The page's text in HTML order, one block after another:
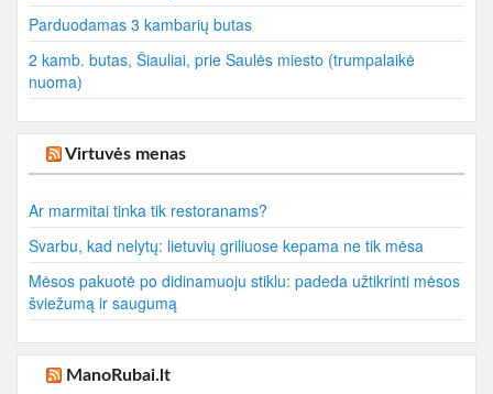
Parduodamas 3 kambarių butas
2 kamb. butas, Šiauliai, prie Saulės miesto (trumpalaikė
nuoma)
Virtuvės menas
Ar marmitai tinka tik restoranams?
Svarbu, kad nelytų: lietuvių griliuose kepama ne tik mėsa
Mėsos pakuotė po didinamuoju stiklu: padeda užtikrinti mėsos
šviežumą ir saugumą
ManoRubai.lt